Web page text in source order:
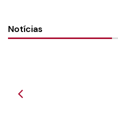
Notícias